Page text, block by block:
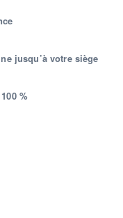
jusqu’à votre siège
%